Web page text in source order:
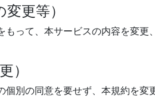
更等）
もって、本サービスの内容を変
）
別の同意を要せず、本規約を変